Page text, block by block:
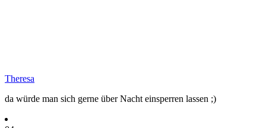
Theresa
da würde man sich gerne über Nacht einsperren lassen ;)